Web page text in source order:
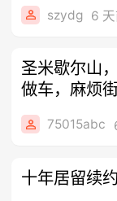
szydg 6
圣米歇尔山
做车，麻烦
趟
75015abc
十年居留续约